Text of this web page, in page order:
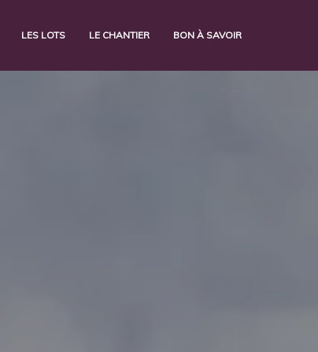
LES LOTS LE CHANTIER BON À SAVOIR